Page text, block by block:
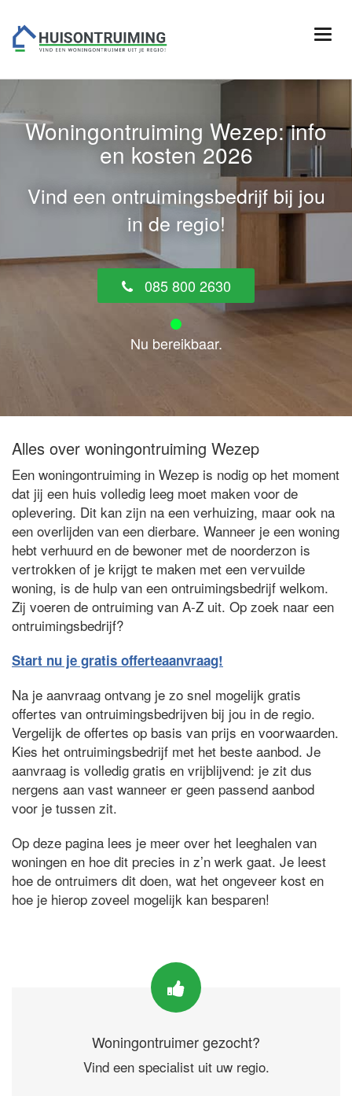
Woningontruiming Wezep: info
en kosten 2026
Vind een ontruimingsbedrijf bij jou
in de regio!
085 800 2630
Nu bereikbaar.
Alles over woningontruiming Wezep
Een woningontruiming in Wezep is nodig op het moment
dat jij een huis volledig leeg moet maken voor de
oplevering. Dit kan zijn na een verhuizing, maar ook na
een overlijden van een dierbare. Wanneer je een woning
hebt verhuurd en de bewoner met de noorderzon is
vertrokken of je krijgt te maken met een vervuilde
woning, is de hulp van een ontruimingsbedrijf welkom.
Zij voeren de ontruiming van A-Z uit. Op zoek naar een
ontruimingsbedrijf?
Start nu je gratis offerteaanvraag!
Na je aanvraag ontvang je zo snel mogelijk gratis
offertes van ontruimingsbedrijven bij jou in de regio.
Vergelijk de offertes op basis van prijs en voorwaarden.
Kies het ontruimingsbedrijf met het beste aanbod. Je
aanvraag is volledig gratis en vrijblijvend: je zit dus
nergens aan vast wanneer er geen passend aanbod
voor je tussen zit.
Op deze pagina lees je meer over het leeghalen van
woningen en hoe dit precies in z’n werk gaat. Je leest
hoe de ontruimers dit doen, wat het ongeveer kost en
hoe je hierop zoveel mogelijk kan besparen!
Woningontruimer gezocht?
Vind een specialist uit uw regio.